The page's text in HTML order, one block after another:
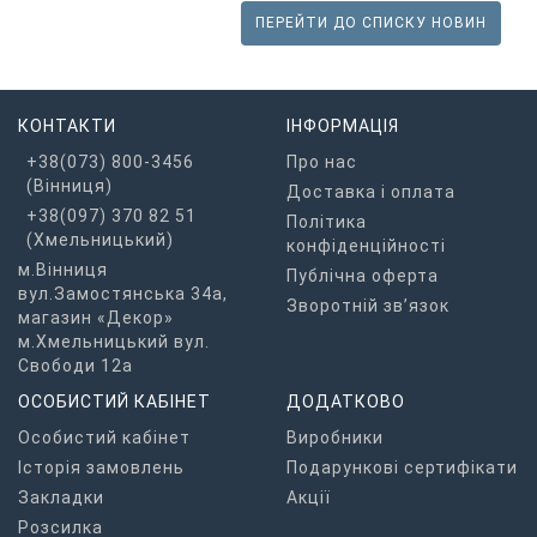
ПЕРЕЙТИ ДО СПИСКУ НОВИН
КОНТАКТИ
+38(073) 800-3456
(Вінниця)
+38(097) 370 82 51
(Хмельницький)
м.Вінниця
вул.Замостянська 34а,
магазин «Декор»
м.Хмельницький вул.
Свободи 12а
ІНФОРМАЦІЯ
Про нас
Доставка і оплата
Політика
конфіденційності
Публічна оферта
Зворотній зв’язок
ОСОБИСТИЙ КАБІНЕТ
Особистий кабінет
Історія замовлень
Закладки
Розсилка
ДОДАТКОВО
Виробники
Подарункові сертифікати
Акції